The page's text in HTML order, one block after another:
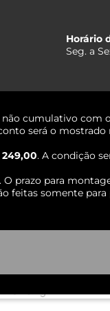
Horário
Seg. a
não cumulativo com
será o
. A condição
prazo para
feitas somente